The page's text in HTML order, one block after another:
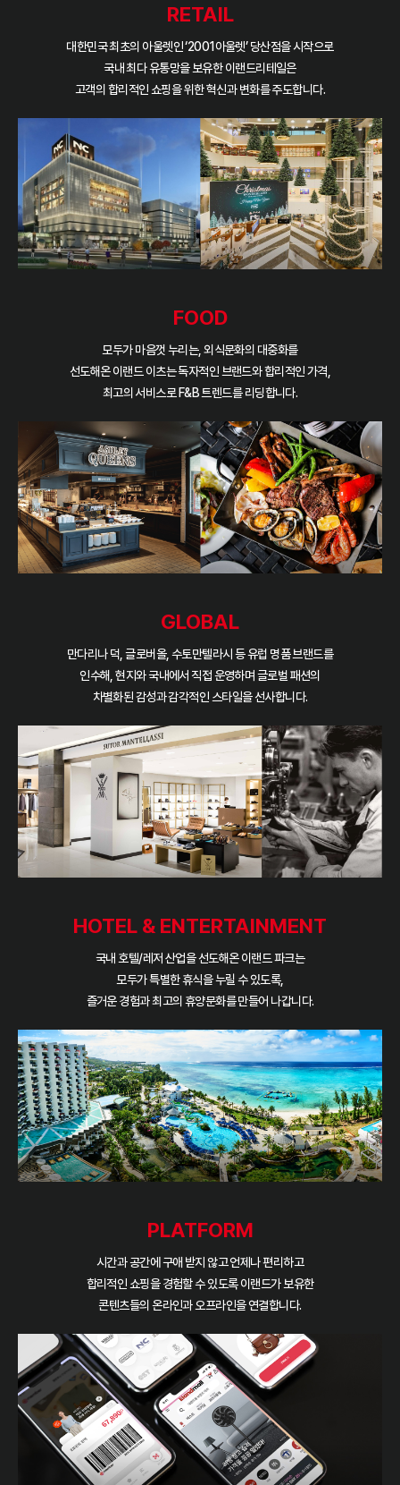
RETAIL
대한민국 최초의 아울렛인 ‘2001아울렛’ 당산점을 시작으로
국내 최다 유통망을 보유한이랜드리테일은
고객의 합리적인 쇼핑을 위한 혁신과 변화를 주도합니다.
FOOD
모두가 마음껏 누리는, 외식문화의 대중화를
선도해온 이랜드 이츠는독자적인 브랜드와 합리적인 가격,
최고의 서비스로 F&B 트렌드를 리딩합니다.
GLOBAL
만다리나 덕, 글로버올, 수토만텔라시 등 유럽 명품 브랜드를
인수해,현지와 국내에서 직접 운영하며 글로벌 패션의
차별화된 감성과 감각적인 스타일을 선사합니다.
HOTEL & ENTERTAINMENT
국내 호텔/레저 산업을 선도해온 이랜드 파크는
모두가 특별한 휴식을 누릴 수 있도록,
즐거운 경험과 최고의 휴양문화를 만들어 나갑니다.
PLATFORM
시간과 공간에 구애 받지 않고 언제나 편리하고
합리적인 쇼핑을 경험할 수 있도록이랜드가 보유한
콘텐츠들의 온라인과 오프라인을 연결합니다.